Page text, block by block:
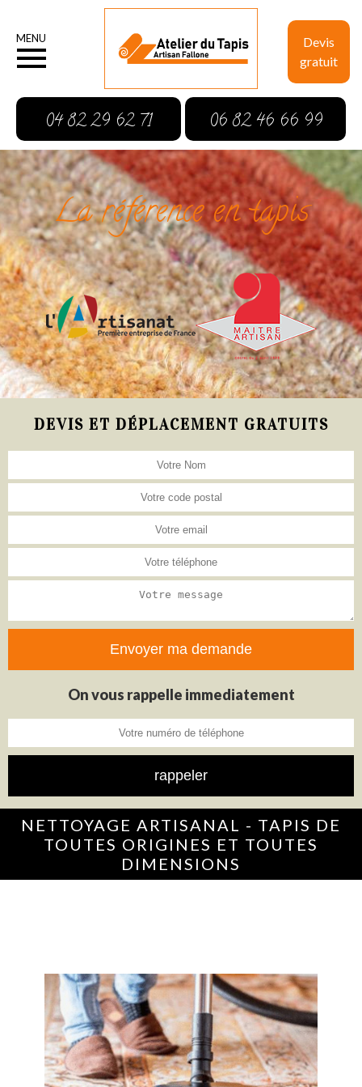
Devis
gratuit
MENU
04 82 29 62 71 06 82 46 66 99
La référence en tapis
DEVIS ET DÉPLACEMENT GRATUITS
On vous rappelle immediatement
NETTOYAGE ARTISANAL - TAPIS DE
TOUTES ORIGINES ET TOUTES
DIMENSIONS